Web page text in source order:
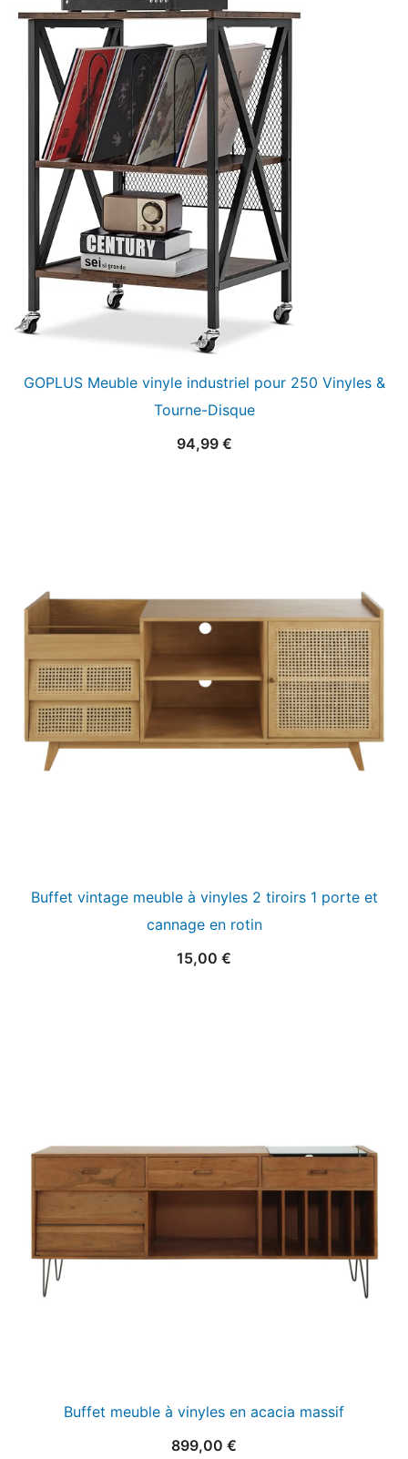
GOPLUS Meuble vinyle industriel pour 250 Vinyles &
Tourne-Disque
94,99 €
Buffet vintage meuble à vinyles 2 tiroirs 1 porte et
cannage en rotin
15,00 €
Buffet meuble à vinyles en acacia massif
899,00 €